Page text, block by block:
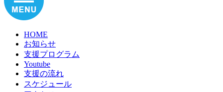
HOME
お知らせ
支援プログラム
Youtube
支援の流れ
スケジュール